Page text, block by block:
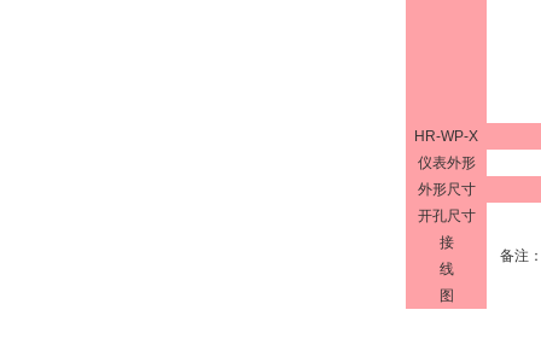
HR-WP-X
仪表外形
外形尺寸
开孔尺寸
接
线
图
备注